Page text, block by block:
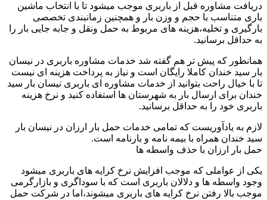
دریافت مشاوره قبل از باربری موجب میشود تا با انتخاب ماشین
باری متناسب با حجم و وزن بار و همچنین زمانبندی تخصصی
بارگیری و تخلیه،هزینه های مربوط به حمل ونقل و جابه جایی بار را
به حداقل برسانید.
همانطور که پیش تر هم گفته شد خدمات مشاوره باربری در نیسان
بار سید خندان کاملا رایگان است و نیاز به پرداخت هزینه ای نیست
تا با خیال راحت بتوانید از خدمات مشاوره ای باربری نیسان بار سید
خندان برای ارسال بار به شهرستان ها استفاده کنید و نرخ هزینه
باربری خود را به حداقل برسانید.
لازم به یادآوریست که تمامی خدمات حمل بار ارزان در نیسان بار
سید خندان همراه با بیمه نامه و بارنامه است.
حمل بار ارزان با حذف واسطه ها
یکی از عواملی که موجب افزایش نرخ کرایه های باربری میشود
وجود واسطه ها و دلالان باربری است که با سوداگری و بازارگرمی
موجب بالا رفتن نرخ کرایه های باربری میشوند،اما در شرکت حمل